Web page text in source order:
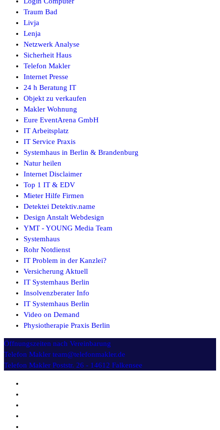
Traum Bad
Livja
Lenja
Netzwerk Analyse
Sicherheit Haus
Telefon Makler
Internet Presse
24 h Beratung IT
Objekt zu verkaufen
Makler Wohnung
Eure EventArena GmbH
IT Arbeitsplatz
IT Service Praxis
Systemhaus in Berlin & Brandenburg
Natur heilen
Internet Disclaimer
Top 1 IT & EDV
Mieter Hilfe Firmen
Detektei Detektiv.name
Design Anstalt Webdesign
YMT - YOUNG Media Team
Systemhaus
Rohr Notdienst
IT Problem in der Kanzlei?
Versicherung Aktuell
IT Systemhaus Berlin
Insolvenzberater Info
IT Systemhaus Berlin
Video on Demand
Physiotherapie Praxis Berlin
Öffnungszeiten nach Vereinbarung
Telefon Makler team@telefonmakler.de
Telefon Makler Poststr. 26 - 14612 Falkensee